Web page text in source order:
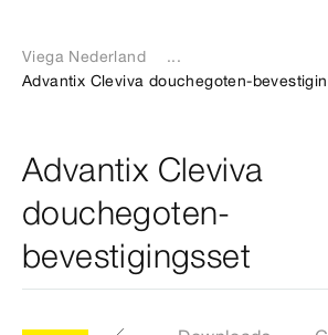
Viega Nederland
...
Advantix Cleviva douchegoten-
Advantix Cleviva
douchegoten-
bevestigingsset